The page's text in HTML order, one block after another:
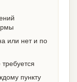
или нет и по
пункту